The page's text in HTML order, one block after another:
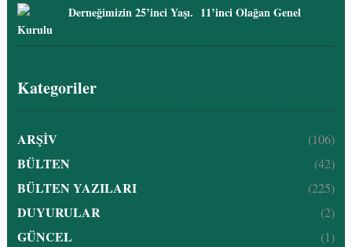
Derneğimizin 25’inci Yaşı. 11’inci Olağan Genel
Kurulu
Kategoriler
ARŞİV (106)
BÜLTEN (42)
BÜLTEN YAZILARI (225)
DUYURULAR (2)
GÜNCEL (1)